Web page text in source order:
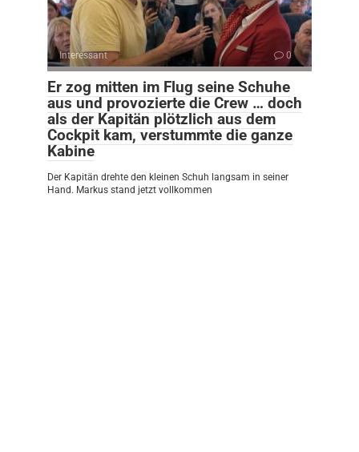
Interessant 0
Er zog mitten im Flug seine Schuhe
aus und provozierte die Crew … doch
als der Kapitän plötzlich aus dem
Cockpit kam, verstummte die ganze
Kabine
Der Kapitän drehte den kleinen Schuh langsam in seiner
Hand. Markus stand jetzt vollkommen